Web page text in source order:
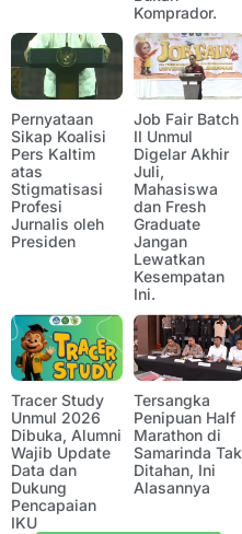
Komprador.
Pernyataan
Sikap Koalisi
Pers Kaltim
atas
Stigmatisasi
Profesi
Jurnalis oleh
Presiden
Job Fair Batch
II Unmul
Digelar Akhir
Juli,
Mahasiswa
dan Fresh
Graduate
Jangan
Lewatkan
Kesempatan
Ini.
Tracer Study
Unmul 2026
Dibuka, Alumni
Wajib Update
Data dan
Dukung
Pencapaian
IKU
Tersangka
Penipuan Half
Marathon di
Samarinda Tak
Ditahan, Ini
Alasannya